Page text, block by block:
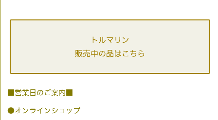
トルマリン
販売中の品はこちら
■営業日のご案内■
●オンラインショップ